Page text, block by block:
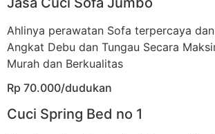
Ahlinya perawatan Sofa terpercaya
Angkat Debu dan Tungau Secara
Murah dan Berkualitas
Rp 70.000/dudukan
Cuci Spring Bed no 1